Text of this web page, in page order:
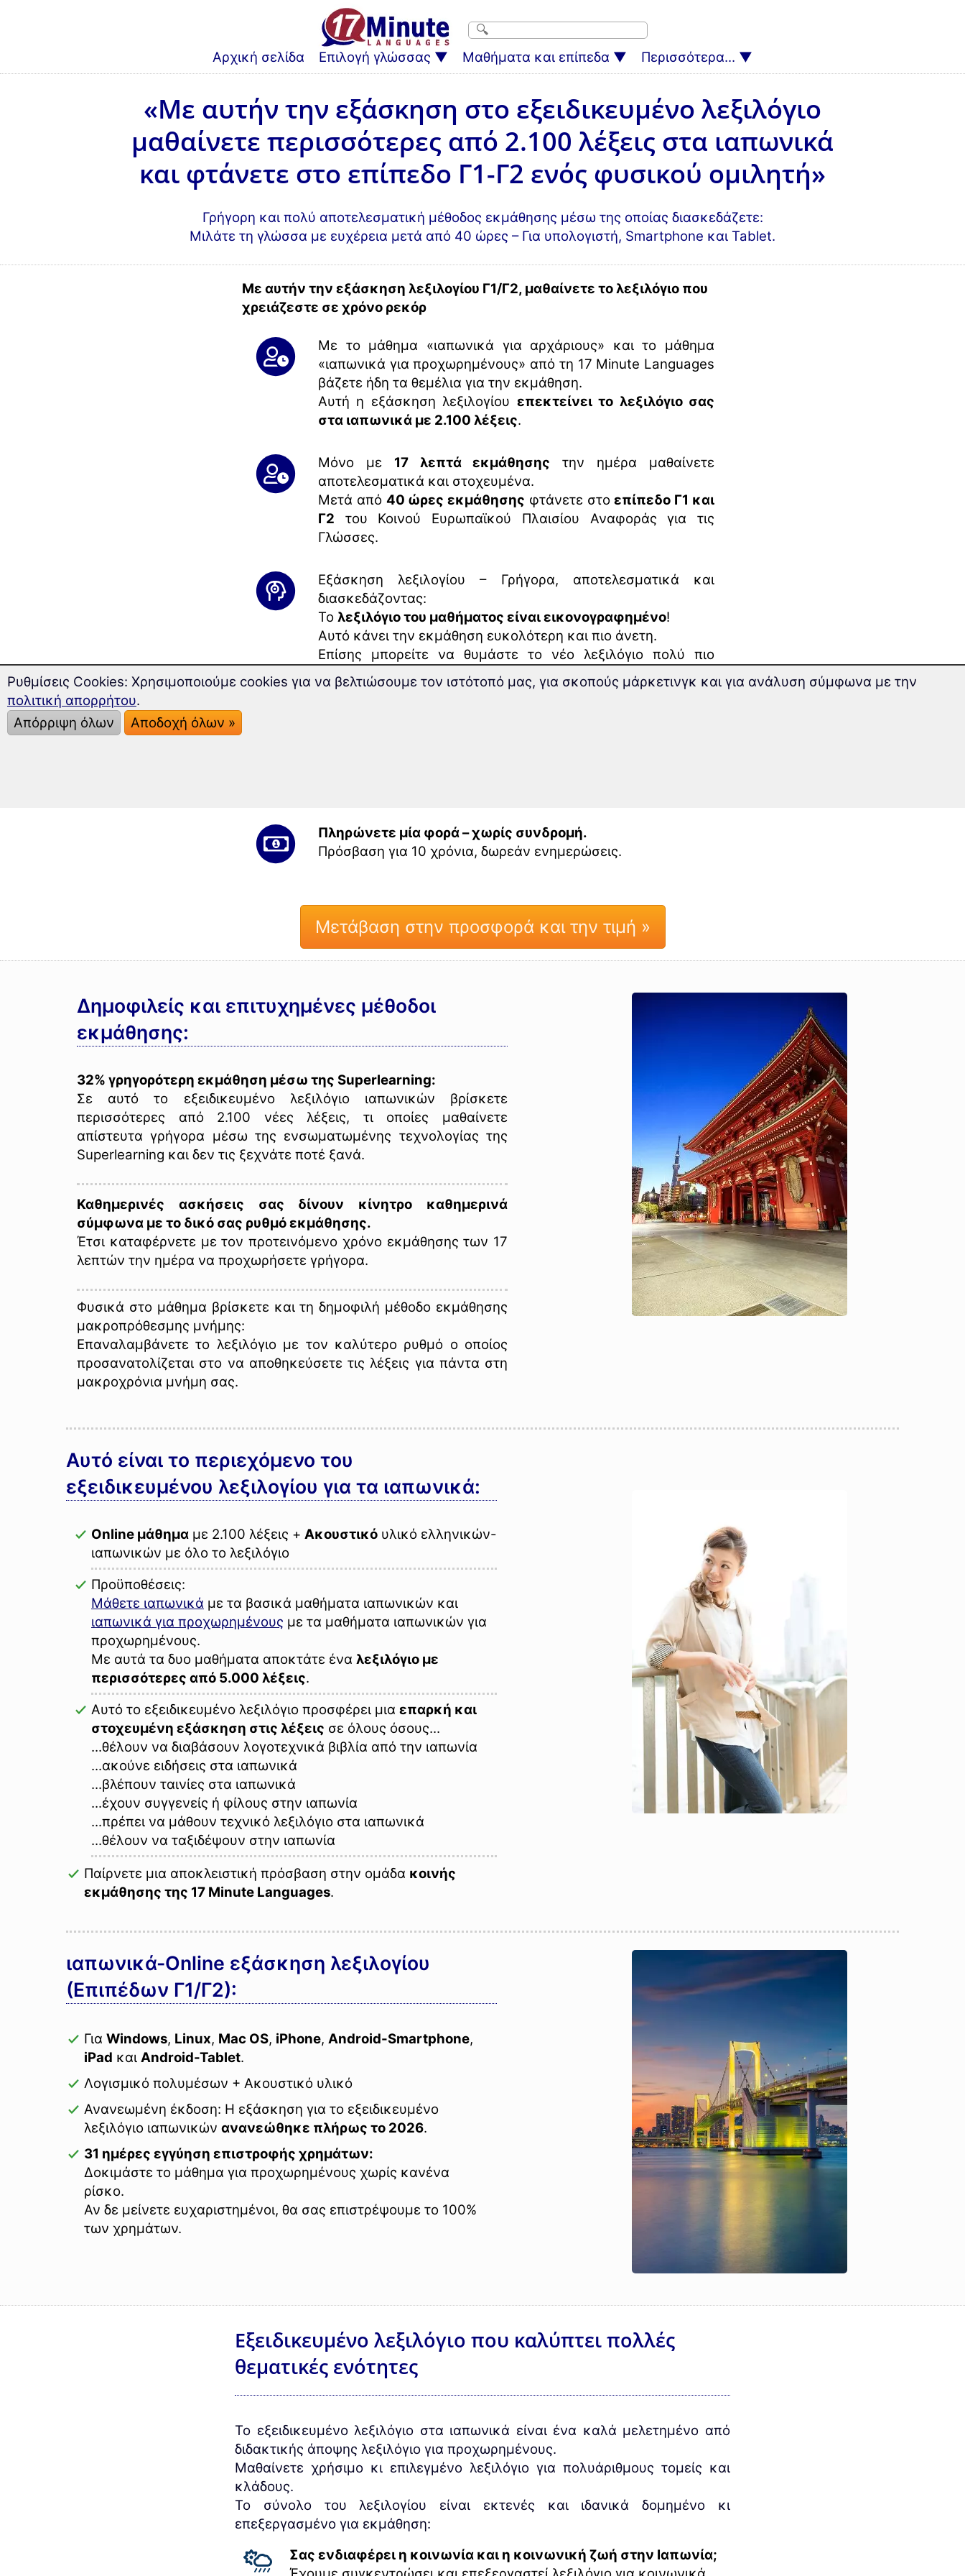
Αρχική σελίδα Επιλογή γλώσσας Μαθήματα και επίπεδα Περισσότερα...
«Με αυτήν την εξάσκηση στο εξειδικευμένο λεξιλόγιο
μαθαίνετε περισσότερες από 2.100 λέξεις στα ιαπωνικά
και φτάνετε στο επίπεδο Γ1-Γ2 ενός φυσικού ομιλητή»
Γρήγορη και πολύ αποτελεσματική μέθοδος εκμάθησης μέσω της οποίας διασκεδάζετε:
Μιλάτε τη γλώσσα με ευχέρεια μετά από 40 ώρες – Για υπολογιστή, Smartphone και Tablet.
Με αυτήν την εξάσκηση λεξιλογίου Γ1/Γ2, μαθαίνετε το λεξιλόγιο που
χρειάζεστε σε χρόνο ρεκόρ
Με το μάθημα «ιαπωνικά για αρχάριους» και το μάθημα
«ιαπωνικά για προχωρημένους» από τη 17 Minute Languages
βάζετε ήδη τα θεμέλια για την εκμάθηση.
Αυτή η εξάσκηση λεξιλογίου επεκτείνει το λεξιλόγιο σας
στα ιαπωνικά με 2.100 λέξεις.
Μόνο με 17 λεπτά εκμάθησης την ημέρα μαθαίνετε
αποτελεσματικά και στοχευμένα.
Μετά από 40 ώρες εκμάθησης φτάνετε στοεπίπεδο Γ1 και
Γ2 του Κοινού Ευρωπαϊκού Πλαισίου Αναφοράς για τις
Γλώσσες.
Εξάσκηση λεξιλογίου – Γρήγορα, αποτελεσματικά και
διασκεδάζοντας:
Το λεξιλόγιο του μαθήματος είναι εικονογραφημένο!
Αυτό κάνει την εκμάθηση ευκολότερη και πιο άνετη.
Επίσης μπορείτε να θυμάστε το νέο λεξιλόγιο πολύ πιο
γρήγορα.
Πληρώνετε μία φορά – χωρίς συνδρομή.
Πρόσβαση για 10 χρόνια, δωρεάν ενημερώσεις.
Μετάβαση στην προσφορά και την τιμή »
Δημοφιλείς και επιτυχημένες μέθοδοι
εκμάθησης:
32% γρηγορότερη εκμάθηση μέσω της Superlearning:
Σε αυτό το εξειδικευμένο λεξιλόγιο ιαπωνικών βρίσκετε
περισσότερες από 2.100 νέες λέξεις, τι οποίες μαθαίνετε
απίστευτα γρήγορα μέσω της ενσωματωμένης τεχνολογίας της
Superlearning και δεν τις ξεχνάτε ποτέ ξανά.
Καθημερινές ασκήσεις σας δίνουν κίνητρο καθημερινά
σύμφωνα με το δικό σας ρυθμό εκμάθησης.
Έτσι καταφέρνετε με τον προτεινόμενο χρόνο εκμάθησης των 17
λεπτών την ημέρα να προχωρήσετε γρήγορα.
Φυσικά στο μάθημα βρίσκετε και τη δημοφιλή μέθοδο εκμάθησης
μακροπρόθεσμης μνήμης:
Επαναλαμβάνετε το λεξιλόγιο με τον καλύτερο ρυθμό ο οποίος
προσανατολίζεται στο να αποθηκεύσετε τις λέξεις για πάντα στη
μακροχρόνια μνήμη σας.
Αυτό είναι το περιεχόμενο του
εξειδικευμένου λεξιλογίου για τα ιαπωνικά:
Online μάθημα με 2.100 λέξεις + Ακουστικό υλικό ελληνικών-
ιαπωνικών με όλο το λεξιλόγιο
Προϋποθέσεις:
Μάθετε ιαπωνικά με τα βασικά μαθήματα ιαπωνικών και
ιαπωνικά για προχωρημένους με τα μαθήματα ιαπωνικών για
προχωρημένους.
Με αυτά τα δυο μαθήματα αποκτάτε ένα λεξιλόγιο με
περισσότερες από 5.000 λέξεις.
Αυτό το εξειδικευμένο λεξιλόγιο προσφέρει μια επαρκή και
στοχευμένη εξάσκηση στις λέξεις σε όλους όσους...
...θέλουν να διαβάσουν λογοτεχνικά βιβλία από την ιαπωνία
...ακούνε ειδήσεις στα ιαπωνικά
...βλέπουν ταινίες στα ιαπωνικά
...έχουν συγγενείς ή φίλους στην ιαπωνία
...πρέπει να μάθουν τεχνικό λεξιλόγιο στα ιαπωνικά
...θέλουν να ταξιδέψουν στην ιαπωνία
Παίρνετε μια αποκλειστική πρόσβαση στην ομάδα κοινής
εκμάθησης της 17 Minute Languages.
ιαπωνικά-Online εξάσκηση λεξιλογίου
(Επιπέδων Γ1/Γ2):
Για Windows, Linux, Mac OS, iPhone, Android-Smartphone,
iPad και Android-Tablet.
Λογισμικό πολυμέσων + Ακουστικό υλικό
Ανανεωμένη έκδοση: Η εξάσκηση για το εξειδικευμένο
λεξιλόγιο ιαπωνικών ανανεώθηκε πλήρως το 2026.
31 ημέρες εγγύηση επιστροφής χρημάτων:
Δοκιμάστε το μάθημα για προχωρημένους χωρίς κανένα
ρίσκο.
Αν δε μείνετε ευχαριστημένοι, θα σας επιστρέψουμε το 100%
των χρημάτων.
Εξειδικευμένο λεξιλόγιο που καλύπτει πολλές
θεματικές ενότητες
Το εξειδικευμένο λεξιλόγιο στα ιαπωνικά είναι ένα καλά μελετημένο από
διδακτικής άποψης λεξιλόγιο για προχωρημένους.
Μαθαίνετε χρήσιμο κι επιλεγμένο λεξιλόγιο για πολυάριθμους τομείς και
κλάδους.
Το σύνολο του λεξιλογίου είναι εκτενές και ιδανικά δομημένο κι
επεξεργασμένο για εκμάθηση:
Σας ενδιαφέρει η κοινωνία και η κοινωνική ζωή στην Ιαπωνία;
Ρυθμίσεις Cookies: Χρησιμοποιούμε cookies για να βελτιώσουμε τον ιστότοπό μας, για σκοπούς μάρκετινγκ και για ανάλυση σύμφωνα με την
πολιτική απορρήτου.
Απόρριψη όλων
Αποδοχή όλων »